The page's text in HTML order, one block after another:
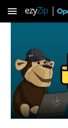
menu